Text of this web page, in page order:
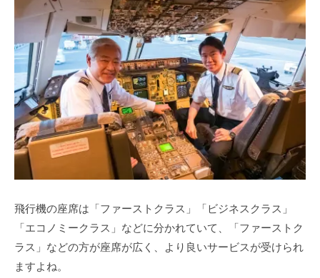
飛行機の座席は「ファーストクラス」「ビジネスクラス」
「エコノミークラス」などに分かれていて、「ファーストク
ラス」などの方が座席が広く、より良いサービスが受けられ
ますよね。